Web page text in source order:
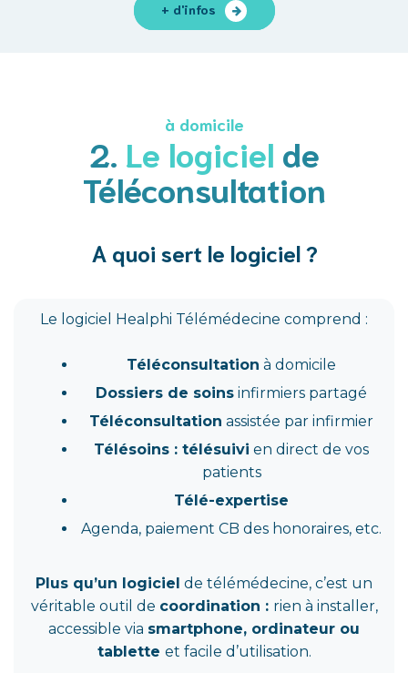
+ d'infos
à domicile
2. Le logiciel de
Téléconsultation
A quoi sert le logiciel ?
Le logiciel Healphi Télémédecine comprend :
Téléconsultation à domicile
Dossiers de soins infirmiers partagé
Téléconsultation assistée par infirmier
Télésoins : télésuivi en direct de vos
patients
Télé-expertise
Agenda, paiement CB des honoraires, etc.
Plus qu’un logiciel de télémédecine, c’est un
véritable outil de coordination : rien à installer,
accessible via smartphone, ordinateur ou
tablette et facile d’utilisation.